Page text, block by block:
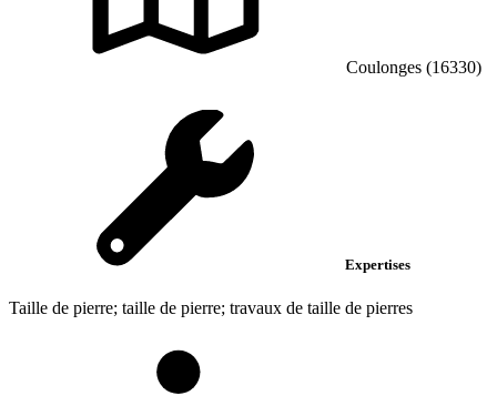
Coulonges (16330)
Expertises
Taille de pierre; taille de pierre; travaux de taille de pierres